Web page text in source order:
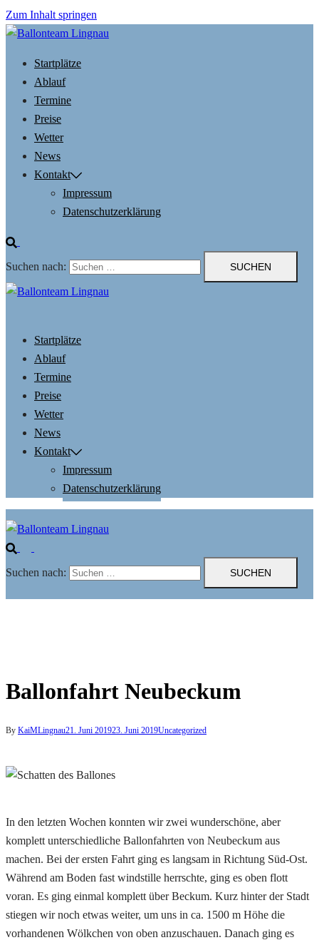
Zum Inhalt springen
Startplätze
Ablauf
Termine
Preise
Wetter
News
Kontakt
Impressum
Datenschutzerklärung
Suchen nach:
Startplätze
Ablauf
Termine
Preise
Wetter
News
Kontakt
Impressum
Datenschutzerklärung
Suchen nach:
Ballonfahrt Neubeckum
By KaiMLingnau21. Juni 201923. Juni 2019Uncategorized
In den letzten Wochen konnten wir zwei wunderschöne, aber
komplett unterschiedliche Ballonfahrten von Neubeckum aus
machen. Bei der ersten Fahrt ging es langsam in Richtung Süd-Ost.
Während am Boden fast windstille herrschte, ging es oben flott
voran. Es ging einmal komplett über Beckum. Kurz hinter der Stadt
stiegen wir noch etwas weiter, um uns in ca. 1500 m Höhe die
vorhandenen Wölkchen von oben anzuschauen. Danach ging es